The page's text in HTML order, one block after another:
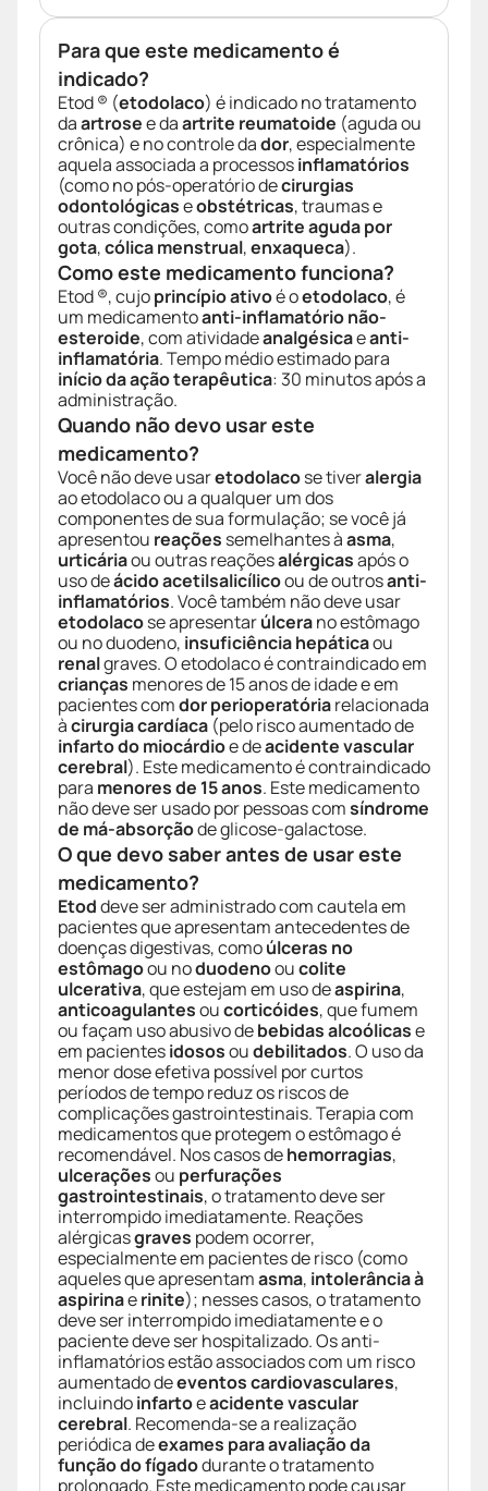
Para que este medicamento é
indicado?
Etod ® (etodolaco) é indicado no tratamento
daartrosee daartrite reumatoide (aguda ou
crônica) e no controle dador, especialmente
aquela associada a processosinflamatórios
(como no pós-operatório decirurgias
odontológicaseobstétricas, traumas e
outras condições, comoartrite aguda por
gota,cólica menstrual,enxaqueca).
Como este medicamento funciona?
Etod ®, cujoprincípio ativoé oetodolaco, é
um medicamentoanti-inflamatório não-
esteroide, com atividadeanalgésicaeanti-
inflamatória. Tempo médio estimado para
início da ação terapêutica: 30 minutos após a
administração.
Quando não devo usar este
medicamento?
Você não deve usaretodolacose tiveralergia
ao etodolaco ou a qualquer um dos
componentes de sua formulação; se você já
apresentou reações semelhantes àasma,
urticáriaou outras reaçõesalérgicasapós o
uso deácido acetilsalicílicoou de outrosanti-
inflamatórios. Você também não deve usar
etodolacose apresentarúlcerano estômago
ou no duodeno, insuficiência hepáticaou
renalgraves. O etodolaco é contraindicado em
crianças menores de 15 anos de idade e em
pacientes comdor perioperatóriarelacionada
àcirurgia cardíaca (pelo risco aumentado de
infarto do miocárdioe deacidente vascular
cerebral). Este medicamento é contraindicado
para menores de 15 anos. Este medicamento
não deve ser usado por pessoas comsíndrome
de má-absorçãode glicose-galactose.
O que devo saber antes de usar este
medicamento?
Etoddeve ser administrado com cautela em
pacientes que apresentam antecedentes de
doenças digestivas, comoúlceras no
estômagoou noduodenooucolite
ulcerativa, que estejam em uso deaspirina,
anticoagulantesoucorticóides, que fumem
ou façam uso abusivo debebidas alcoólicase
em pacientesidososoudebilitados. O uso da
menor dose efetiva possível por curtos
períodos de tempo reduz os riscos de
complicações gastrointestinais. Terapia com
medicamentos que protegem o estômago é
recomendável. Nos casos dehemorragias,
ulceraçõesou perfurações
gastrointestinais, o tratamento deve ser
interrompido imediatamente. Reações
alérgicasgraves podem ocorrer,
especialmente em pacientes de risco (como
aqueles que apresentamasma, intolerância à
aspirinaerinite); nesses casos, o tratamento
deve ser interrompido imediatamente e o
paciente deve ser hospitalizado. Os anti-
inflamatórios estão associados com um risco
aumentado deeventos cardiovasculares,
incluindoinfartoeacidente vascular
cerebral. Recomenda-se a realização
periódica deexames para avaliação da
função do fígadodurante o tratamento
prolongado. Este medicamento pode causar